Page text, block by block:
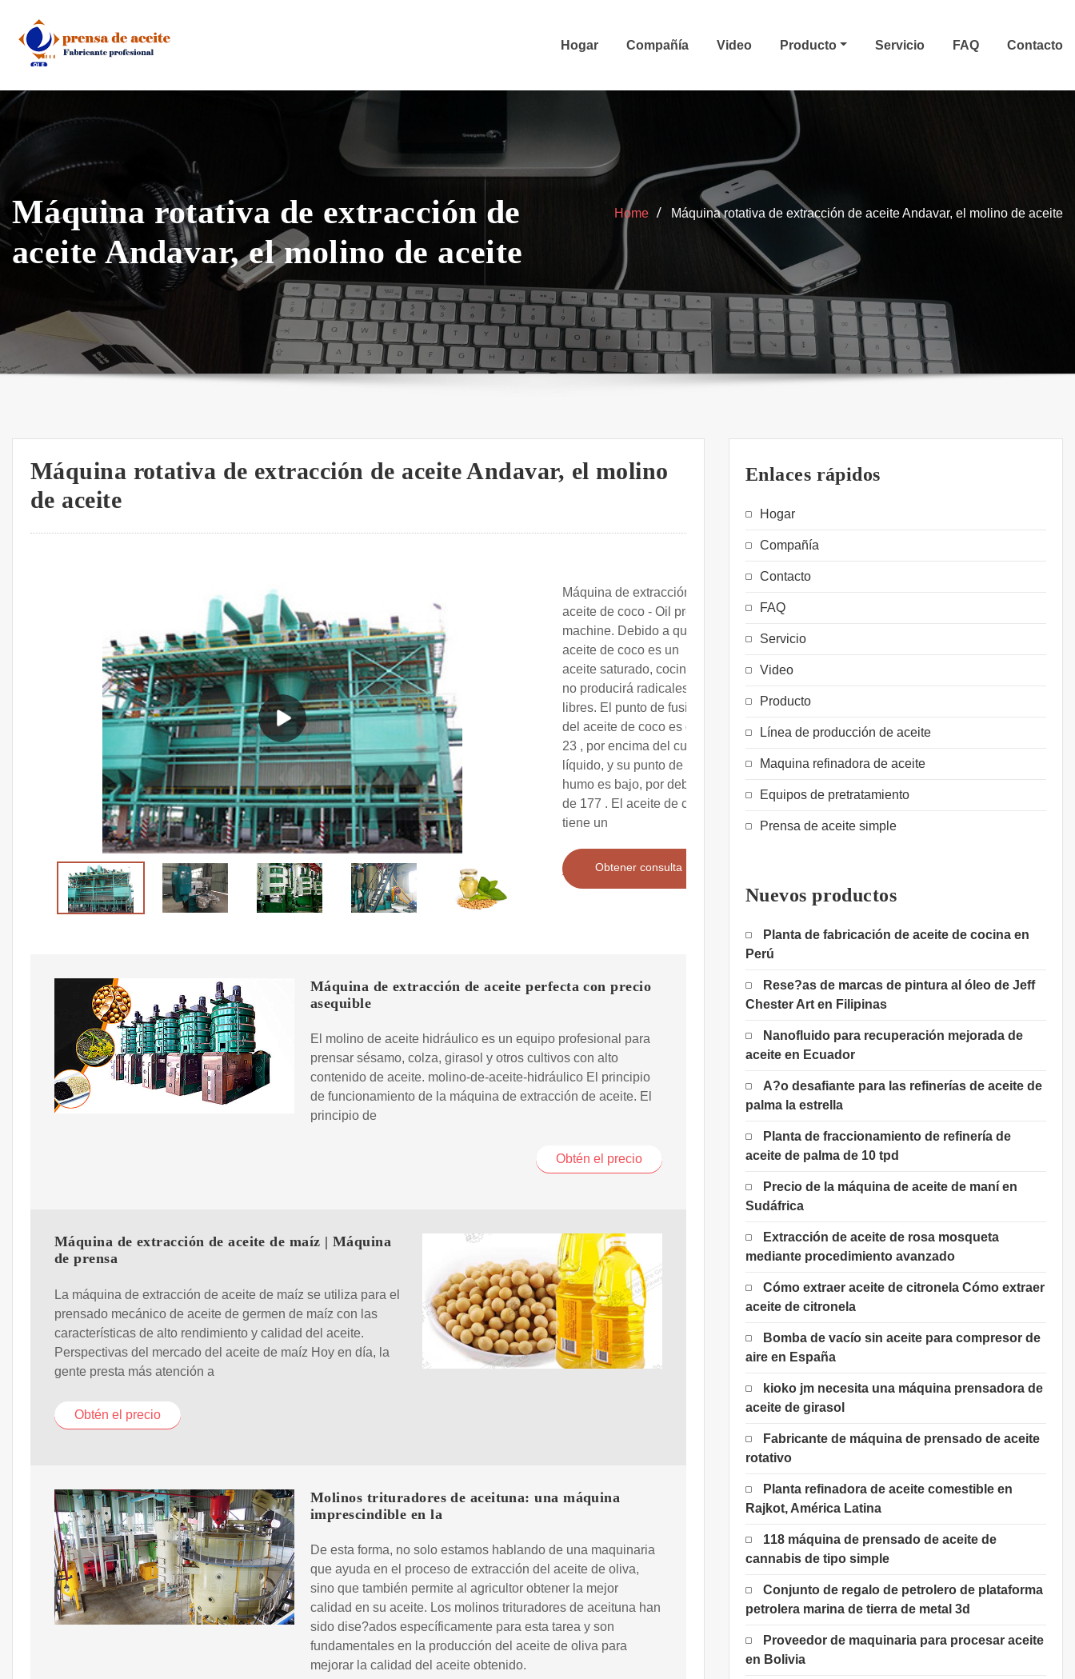
content
Hogar Compañía Video Producto Servicio FAQ Contacto
Máquina rotativa de extracción de
aceite Andavar, el molino de aceite
Home Máquina rotativa de extracción de aceite Andavar, el molino de aceite
Máquina rotativa de extracción de aceite Andavar, el molino
de aceite
Máquina de extracción de
aceite de coco - Oil press
machine. Debido a que el
aceite de coco es un
aceite saturado, cocinarlo
no producirá radicales
libres. El punto de fusión
del aceite de coco es de
23 , por encima del cual es
líquido, y su punto de
humo es bajo, por debajo
de 177 . El aceite de coco
tiene un
Obtener consulta
Máquina de extracción de aceite perfecta con precio
asequible
El molino de aceite hidráulico es un equipo profesional para
prensar sésamo, colza, girasol y otros cultivos con alto
contenido de aceite. molino-de-aceite-hidráulico El principio
de funcionamiento de la máquina de extracción de aceite. El
principio de
Obtén el precio
Máquina de extracción de aceite de maíz | Máquina
de prensa
La máquina de extracción de aceite de maíz se utiliza para el
prensado mecánico de aceite de germen de maíz con las
características de alto rendimiento y calidad del aceite.
Perspectivas del mercado del aceite de maíz Hoy en día, la
gente presta más atención a
Obtén el precio
Molinos trituradores de aceituna: una máquina
imprescindible en la
De esta forma, no solo estamos hablando de una maquinaria
que ayuda en el proceso de extracción del aceite de oliva,
sino que también permite al agricultor obtener la mejor
calidad en su aceite. Los molinos trituradores de aceituna han
sido dise?ados específicamente para esta tarea y son
fundamentales en la producción del aceite de oliva para
mejorar la calidad del aceite obtenido.
Enlaces rápidos
Hogar
Compañía
Contacto
FAQ
Servicio
Video
Producto
Línea de producción de aceite
Maquina refinadora de aceite
Equipos de pretratamiento
Prensa de aceite simple
Nuevos productos
Planta de fabricación de aceite de cocina en
Perú
Rese?as de marcas de pintura al óleo de Jeff
Chester Art en Filipinas
Nanofluido para recuperación mejorada de
aceite en Ecuador
A?o desafiante para las refinerías de aceite de
palma la estrella
Planta de fraccionamiento de refinería de
aceite de palma de 10 tpd
Precio de la máquina de aceite de maní en
Sudáfrica
Extracción de aceite de rosa mosqueta
mediante procedimiento avanzado
Cómo extraer aceite de citronela Cómo extraer
aceite de citronela
Bomba de vacío sin aceite para compresor de
aire en España
kioko jm necesita una máquina prensadora de
aceite de girasol
Fabricante de máquina de prensado de aceite
rotativo
Planta refinadora de aceite comestible en
Rajkot, América Latina
118 máquina de prensado de aceite de
cannabis de tipo simple
Conjunto de regalo de petrolero de plataforma
petrolera marina de tierra de metal 3d
Proveedor de maquinaria para procesar aceite
en Bolivia